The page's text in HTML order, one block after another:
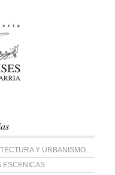
Y URBANISMO
ESCENICAS